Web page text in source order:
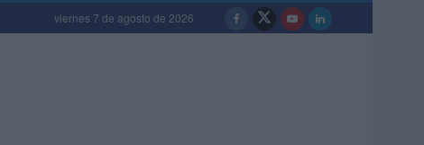
viernes 7 de agosto de 2026